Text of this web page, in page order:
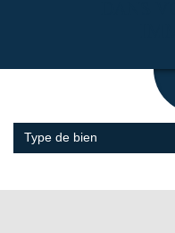
Type de bien